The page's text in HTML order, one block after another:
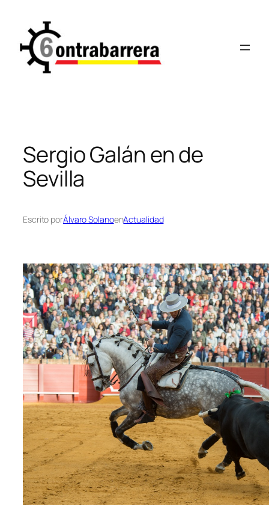
contenido
Sergio Galán en de
Sevilla
Escrito porÁlvaro SolanoenActualidad